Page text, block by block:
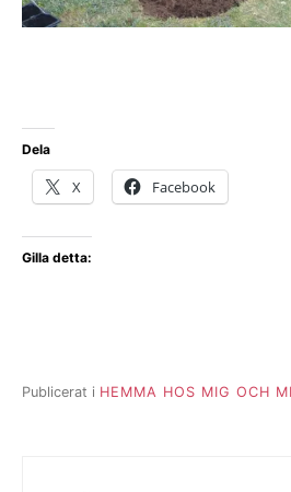
Dela
X Facebook
Gilla detta:
Publicerat i HEMMA HOS MIG OCH